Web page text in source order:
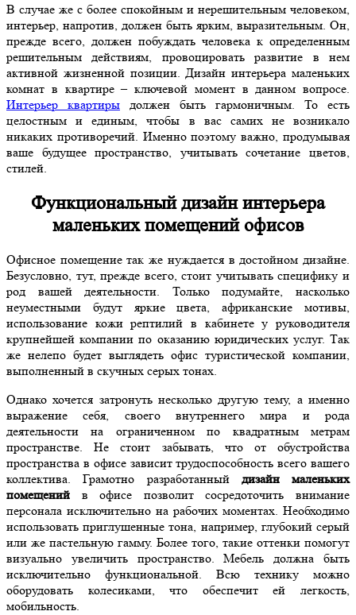
В случае же с более спокойным и нерешительным человеком,
интерьер, напротив, должен быть ярким, выразительным. Он,
прежде всего, должен побуждать человека к определенным
решительным действиям, провоцировать развитие в нем
активной жизненной позиции. Дизайн интерьера маленьких
комнат в квартире – ключевой момент в данном вопросе.
Интерьер квартиры должен быть гармоничным. То есть
целостным и единым, чтобы в вас самих не возникало
никаких противоречий. Именно поэтому важно, продумывая
ваше будущее пространство, учитывать сочетание цветов,
стилей.
Функциональный дизайн интерьера
маленьких помещений офисов
Офисное помещение так же нуждается в достойном дизайне.
Безусловно, тут, прежде всего, стоит учитывать специфику и
род вашей деятельности. Только подумайте, насколько
неуместными будут яркие цвета, африканские мотивы,
использование кожи рептилий в кабинете у руководителя
крупнейшей компании по оказанию юридических услуг. Так
же нелепо будет выглядеть офис туристической компании,
выполненный в скучных серых тонах.
Однако хочется затронуть несколько другую тему, а именно
выражение себя, своего внутреннего мира и рода
деятельности на ограниченном по квадратным метрам
пространстве. Не стоит забывать, что от обустройства
пространства в офисе зависит трудоспособность всего вашего
коллектива. Грамотно разработанный дизайн маленьких
помещений в офисе позволит сосредоточить внимание
персонала исключительно на рабочих моментах. Необходимо
использовать приглушенные тона, например, глубокий серый
или же пастельную гамму. Более того, такие оттенки помогут
визуально увеличить пространство. Мебель должна быть
исключительно функциональной. Всю технику можно
оборудовать колесиками, что обеспечит ей легкость,
мобильность.